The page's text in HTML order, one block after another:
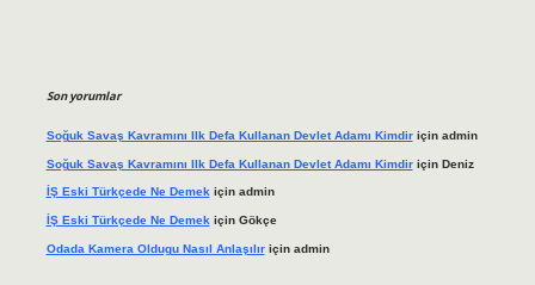
Son yorumlar
Soğuk Savaş Kavramını Ilk Defa Kullanan Devlet Adamı Kimdiriçin admin
Soğuk Savaş Kavramını Ilk Defa Kullanan Devlet Adamı Kimdiriçin Deniz
İŞ Eski Türkçede Ne Demekiçin admin
İŞ Eski Türkçede Ne Demek için Gökçe
Odada Kamera Oldugu Nasıl Anlaşılıriçin admin